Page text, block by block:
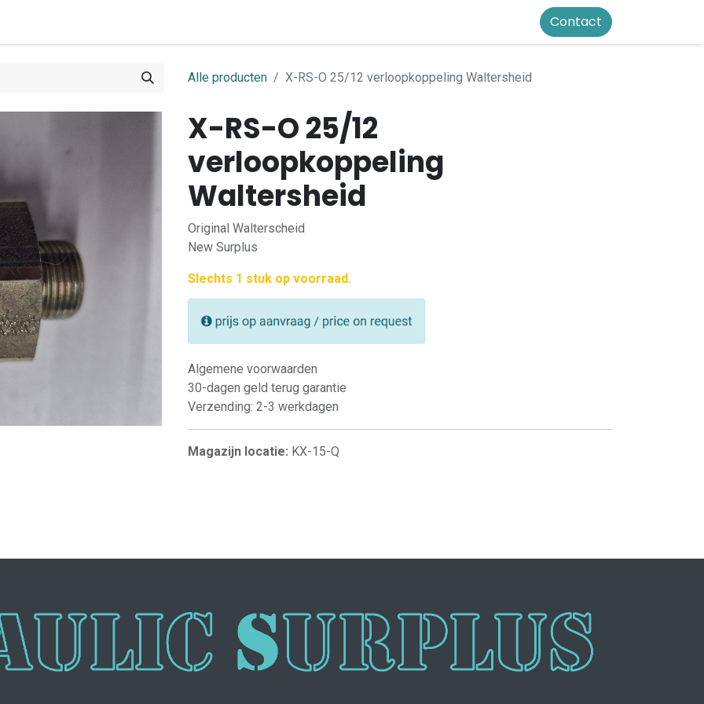
Contact
Alle producten X-RS-O 25/12 verloopkoppeling Waltersheid
X-RS-O 25/12
verloopkoppeling
Waltersheid
Original Walterscheid
New Surplus
Slechts 1 stuk op voorraad.
Algemene voorwaarden
30-dagen geld terug garantie
Verzending: 2-3 werkdagen
Magazijn locatie: KX-15-Q